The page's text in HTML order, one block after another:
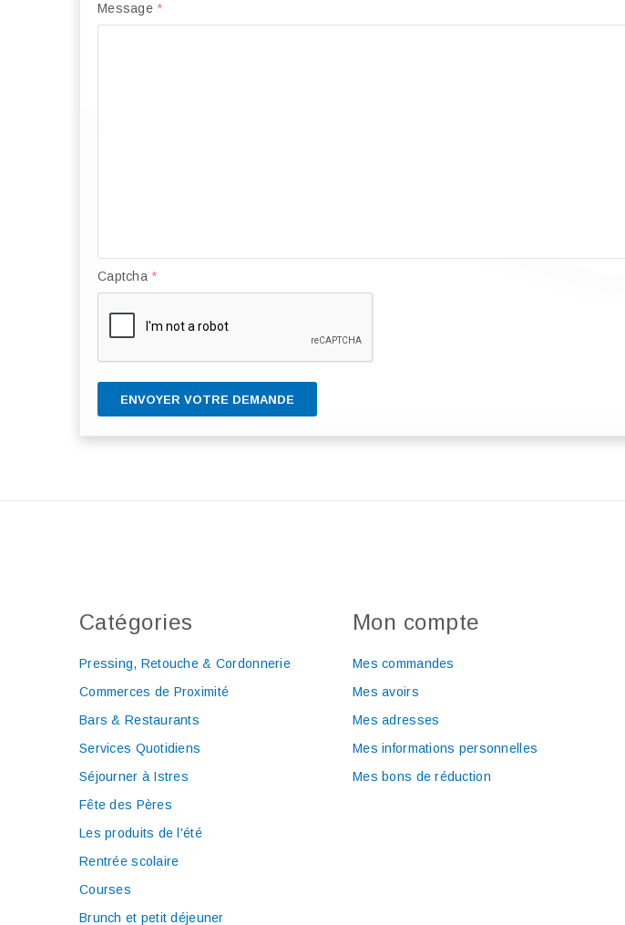
Message *
Captcha *
ENVOYER VOTRE DEMANDE
Catégories
Pressing, Retouche & Cordonnerie
Commerces de Proximité
Bars & Restaurants
Services Quotidiens
Séjourner à Istres
Fête des Pères
Les produits de l'été
Rentrée scolaire
Courses
Brunch et petit déjeuner
Mon compte
Mes commandes
Mes avoirs
Mes adresses
Mes informations personnelles
Mes bons de réduction